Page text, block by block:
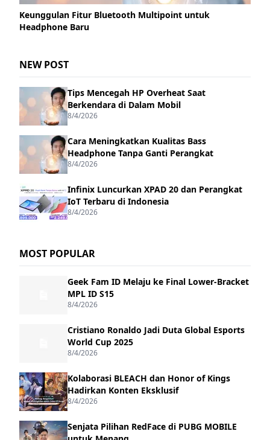
Keunggulan Fitur Bluetooth Multipoint untuk
Headphone Baru
NEW POST
Tips Mencegah HP Overheat Saat
Berkendara di Dalam Mobil
8/4/2026
Cara Meningkatkan Kualitas Bass
Headphone Tanpa Ganti Perangkat
8/4/2026
Infinix Luncurkan XPAD 20 dan Perangkat
IoT Terbaru di Indonesia
8/4/2026
MOST POPULAR
Geek Fam ID Melaju ke Final Lower-Bracket
MPL ID S15
8/4/2026
Cristiano Ronaldo Jadi Duta Global Esports
World Cup 2025
8/4/2026
Kolaborasi BLEACH dan Honor of Kings
Hadirkan Konten Eksklusif
8/4/2026
Senjata Pilihan RedFace di PUBG MOBILE